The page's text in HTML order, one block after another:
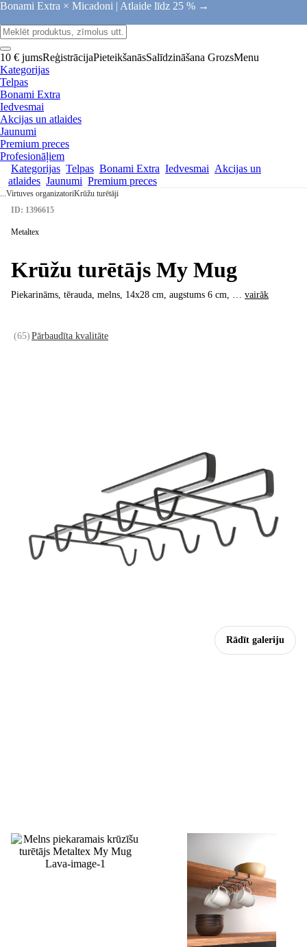
Bonami Extra × Micadoni | Atlaide līdz 25 % →
10 € jumsReģistrācijaPieteikšanāsSalīdzināšana GrozsMenu
Kategorijas
Telpas
Bonami Extra
Iedvesmai
Akcijas un atlaides
Jaunumi
Premium preces
Profesionāļiem
Kategorijas Telpas Bonami Extra Iedvesmai Akcijas un
atlaides Jaunumi Premium preces
...Virtuves organizatoriKrūžu turētāji
Rādīt galeriju
ID: 1396615
Metaltex
Krūžu turētājs My Mug
Piekarināms, tērauda, melns, 14x28 cm, augstums 6 cm, … vairāk
(65) Pārbaudīta kvalitāte